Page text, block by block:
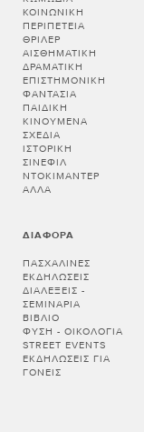
ΚΟΙΝΩΝΙΚΉ
ΠΕΡΙΠΈΤΕΙΑ
ΘΡΊΛΕΡ
ΑΙΣΘΗΜΑΤΙΚΉ
ΔΡΑΜΑΤΙΚΉ
ΕΠΙΣΤΗΜΟΝΙΚΉ
ΦΑΝΤΑΣΊΑ
ΠΑΙΔΙΚΉ
ΚΙΝΟΎΜΕΝΑ
ΣΧΈΔΙΑ
ΙΣΤΟΡΙΚΉ
ΣΙΝΕΦΊΛ
ΝΤΟΚΙΜΑΝΤΈΡ
ΆΛΛΑ
ΔΙΆΦΟΡΑ
ΠΑΣΧΑΛΙΝΈΣ
ΕΚΔΗΛΏΣΕΙΣ
ΔΙΑΛΕΞΕΙΣ -
ΣΕΜΙΝΑΡΙΑ
ΒΙΒΛΊΟ
ΦΎΣΗ - ΟΙΚΟΛΟΓΊΑ
STREET EVENTS
ΕΚΔΗΛΏΣΕΙΣ ΓΙΑ
ΓΟΝΕΊΣ